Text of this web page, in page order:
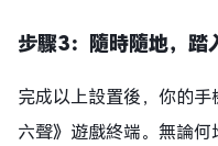
步驟3：隨時隨地，踏
完成以上設置後，你的
六聲》遊戲終端。無論